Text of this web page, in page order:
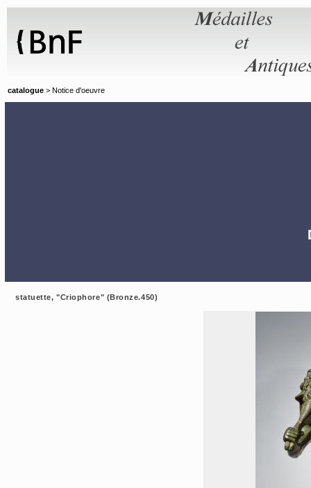
catalogue > Notice d'oeuvre
statuette, "Criophore" (Bronze.450)